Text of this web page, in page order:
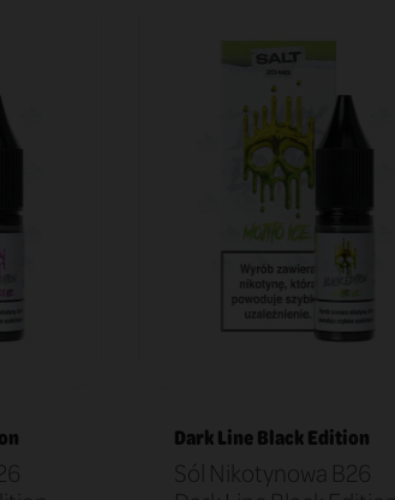
Dark Line Black Edition
Sól Nikotynowa B26